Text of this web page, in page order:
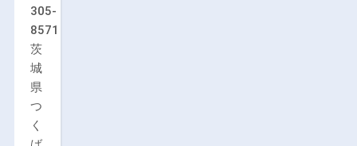
305-
8571
茨
城
県
つ
く